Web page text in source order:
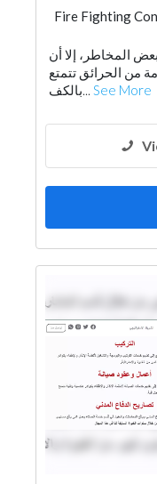
Fire Fighting
المخاطر، إلا أن
من الحرائق تتمتع
بالكف... See More